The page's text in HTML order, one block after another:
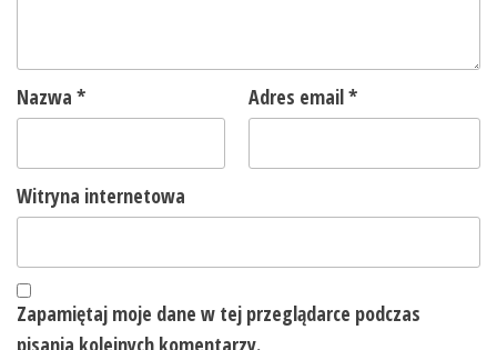
Nazwa * Adres email*
Witryna internetowa
Zapamiętaj moje dane w tej przeglądarce podczas
pisania kolejnych komentarzy.